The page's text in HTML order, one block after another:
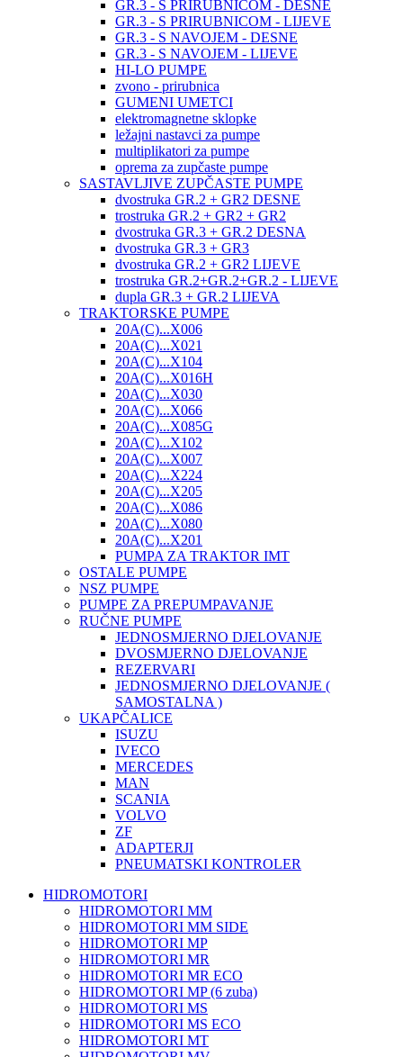
GR.3 - S PRIRUBNICOM - DESNE
GR.3 - S PRIRUBNICOM - LIJEVE
GR.3 - S NAVOJEM - DESNE
GR.3 - S NAVOJEM - LIJEVE
HI-LO PUMPE
zvono - prirubnica
GUMENI UMETCI
elektromagnetne sklopke
ležajni nastavci za pumpe
multiplikatori za pumpe
oprema za zupčaste pumpe
SASTAVLJIVE ZUPČASTE PUMPE
dvostruka GR.2 + GR2 DESNE
trostruka GR.2 + GR2 + GR2
dvostruka GR.3 + GR.2 DESNA
dvostruka GR.3 + GR3
dvostruka GR.2 + GR2 LIJEVE
trostruka GR.2+GR.2+GR.2 - LIJEVE
dupla GR.3 + GR.2 LIJEVA
TRAKTORSKE PUMPE
20A(C)...X006
20A(C)...X021
20A(C)...X104
20A(C)...X016H
20A(C)...X030
20A(C)...X066
20A(C)...X085G
20A(C)...X102
20A(C)...X007
20A(C)...X224
20A(C)...X205
20A(C)...X086
20A(C)...X080
20A(C)...X201
PUMPA ZA TRAKTOR IMT
OSTALE PUMPE
NSZ PUMPE
PUMPE ZA PREPUMPAVANJE
RUČNE PUMPE
JEDNOSMJERNO DJELOVANJE
DVOSMJERNO DJELOVANJE
REZERVARI
JEDNOSMJERNO DJELOVANJE (
SAMOSTALNA )
UKAPČALICE
ISUZU
IVECO
MERCEDES
MAN
SCANIA
VOLVO
ZF
ADAPTERJI
PNEUMATSKI KONTROLER
HIDROMOTORI
HIDROMOTORI MM
HIDROMOTORI MM SIDE
HIDROMOTORI MP
HIDROMOTORI MR
HIDROMOTORI MR ECO
HIDROMOTORI MP (6 zuba)
HIDROMOTORI MS
HIDROMOTORI MS ECO
HIDROMOTORI MT